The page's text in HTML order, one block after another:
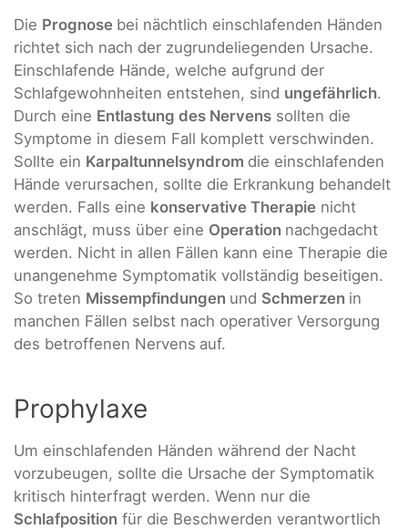
Die Prognose bei nächtlich einschlafenden Händen
richtet sich nach der zugrundeliegenden Ursache.
Einschlafende Hände, welche aufgrund der
Schlafgewohnheiten entstehen, sind ungefährlich.
Durch eine Entlastung des Nervens sollten die
Symptome in diesem Fall komplett verschwinden.
Sollte ein Karpaltunnelsyndrom die einschlafenden
Hände verursachen, sollte die Erkrankung behandelt
werden. Falls eine konservative Therapie nicht
anschlägt, muss über eine Operation nachgedacht
werden. Nicht in allen Fällen kann eine Therapie die
unangenehme Symptomatik vollständig beseitigen.
So treten Missempfindungen und Schmerzen in
manchen Fällen selbst nach operativer Versorgung
des betroffenen Nervens auf.
Prophylaxe
Um einschlafenden Händen während der Nacht
vorzubeugen, sollte die Ursache der Symptomatik
kritisch hinterfragt werden. Wenn nur die
Schlafposition für die Beschwerden verantwortlich